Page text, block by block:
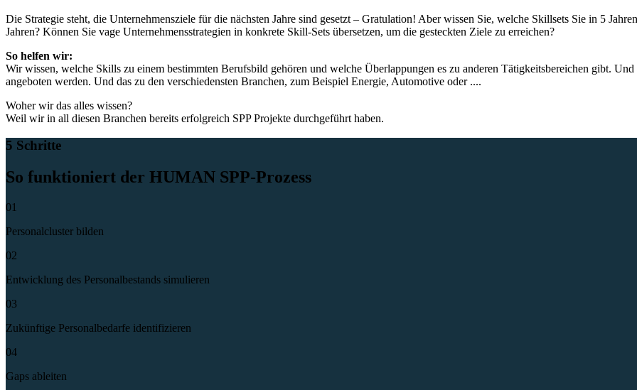
Die Strategie steht, die Unternehmensziele für die nächsten Jahre sind gesetzt – Gratulation! Aber wissen Sie, welche Skillsets Sie in 5
Jahren? Können Sie vage Unternehmensstrategien in konkrete Skill-Sets übersetzen, um die gesteckten Ziele zu erreichen?
So helfen wir:
Wir wissen, welche Skills zu einem bestimmten Berufsbild gehören und welche Überlappungen es zu anderen Tätigkeitsbereichen gibt.
angeboten werden. Und das zu den verschiedensten Branchen, zum Beispiel Energie, Automotive oder ....
Woher wir das alles wissen?
Weil wir in all diesen Branchen bereits erfolgreich SPP Projekte durchgeführt haben.
5 Schritte
So funktioniert der HUMAN SPP-Prozess
01
Personalcluster bilden
02
Entwicklung des Personalbestands simulieren
03
Zukünftige Personalbedarfe identifizieren
04
Gaps ableiten